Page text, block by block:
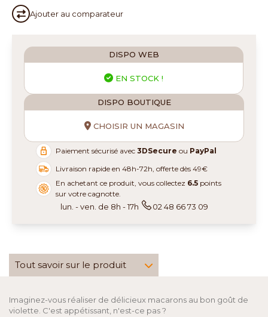
Ajouter au comparateur
DISPO WEB
EN STOCK !
DISPO BOUTIQUE
CHOISIR UN MAGASIN
Paiement sécurisé avec3DSecure ou PayPal
Livraison rapide en 48h-72h, offerte dès 49€
En achetant ce produit, vous collectez 6.5 points
sur votre cagnotte.
lun. - ven. de 8h - 17h 02 48 66 73 09
Tout savoir sur le produit
Imaginez-vous réaliser de délicieux macarons au bon goût de
violette. C'est appétissant, n'est-ce pas ?